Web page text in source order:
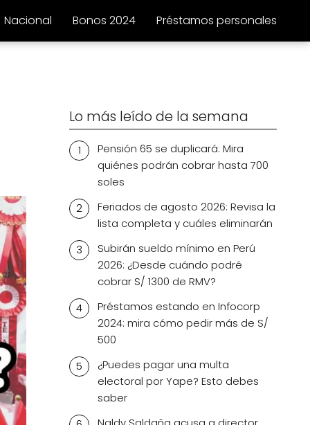
Nacional Bonos 2024 Préstamos personales
Lo más leído de la semana
Pensión 65 se duplicará: Mira
quiénes podrán cobrar hasta 700
soles
Feriados de agosto 2026: Revisa la
lista completa y cuáles eliminarán
Subirán sueldo mínimo en Perú
2026: ¿Desde cuándo podré
cobrar S/ 1300 de RMV?
Préstamos estando en Infocorp
2024: mira cómo pedir más de S/
500
¿Puedes pagar una multa
electoral por Yape? Esto debes
saber